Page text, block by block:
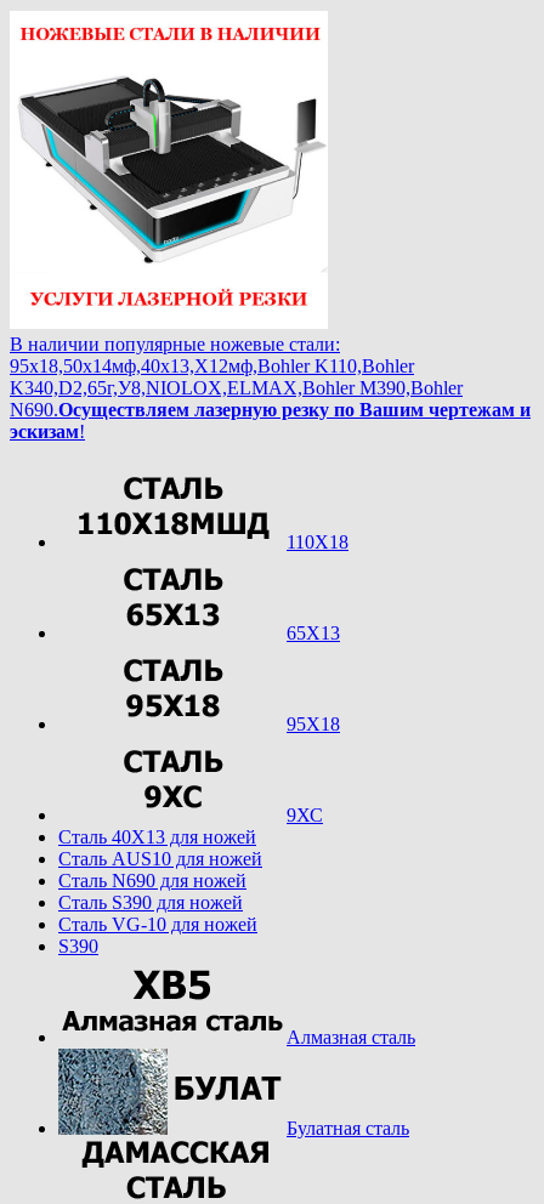
В наличии популярные ножевые стали:
95х18,50х14мф,40х13,Х12мф,Bohler K110,Bohler
K340,D2,65г,У8,NIOLOX,ELMAX,Bohler М390,Bohler
N690.Осуществляем лазерную резку по Вашим чертежам и
эскизам!
110Х18
65Х13
95Х18
9ХС
Cталь 40Х13 для ножей
Cталь AUS10 для ножей
Cталь N690 для ножей
Cталь S390 для ножей
Cталь VG-10 для ножей
S390
Алмазная сталь
Булатная сталь